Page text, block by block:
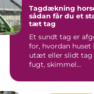
Tagdækning
sådan får du et
tæt tag
Et sundt tag er
for, hvordan huset
utæt eller slidt tag
fugt, skimmel...